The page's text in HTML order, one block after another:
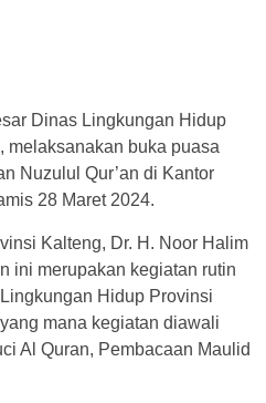
Dinas Lingkungan Hidup
melaksanakan buka puasa
Nuzulul Qur’an di Kantor
28 Maret 2024.
Kalteng, Dr. H. Noor Halim
ini merupakan kegiatan rutin
Hidup Provinsi
mana kegiatan diawali
Al Quran, Pembacaan Maulid